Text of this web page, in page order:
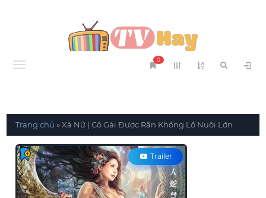
Menu
0
Trang chủ »Xà Nữ | Cô Gái Được Rắn Khổng Lồ Nuôi Lớn
Trailer